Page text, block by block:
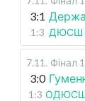
3:1
1:3 ДЮСШ
7.11 . Фінал 1
3:0
1:3 ОДЮСШ